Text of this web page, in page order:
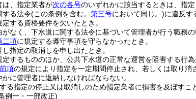
は、指定業者が次の各号のいずれかに該当するときは、指
する法令(この条例を含む。 第三号において同じ。)に違反す
定する資格要件を欠いたとき。
がなく、下水道に関する法令に基づいて管理者が行う職務の
二項に規定する遵守事項を守らなかったとき。
指定の取消しを申し出たとき。
定するもののほか、公共下水道の正常な運営を阻害する行為
前項の規定により指定を一定期間停止され、若しくは取り消
に管理者に返納しなければならない。
る指定の停止又は取消しのため指定業者に損害を及ぼすこ
例一・一部改正)